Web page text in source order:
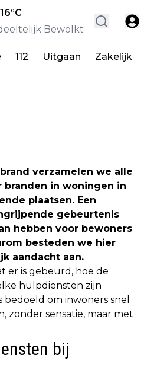
16°C
Bewolkt
112 Uitgaan Zakelijk
verzamelen we alle
in woningen in
plaatsen. Een
gebeurtenis
hebben voor bewoners
besteden we hier
aandacht aan.
er is gebeurd, hoe de
hulpdiensten zijn
bedoeld om inwoners snel
zonder sensatie, maar met
bij